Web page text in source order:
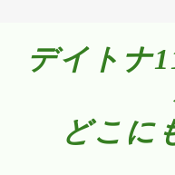
デイトナ
どこに